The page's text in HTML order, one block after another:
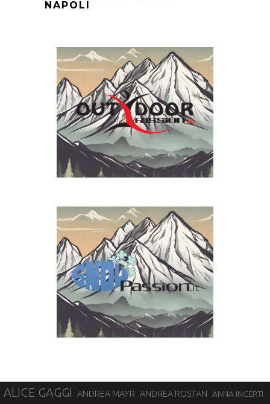
NAPOLI
ALICE GAGGI ANDREA MAYR ANDREA ROSTAN ANNA INCERTI